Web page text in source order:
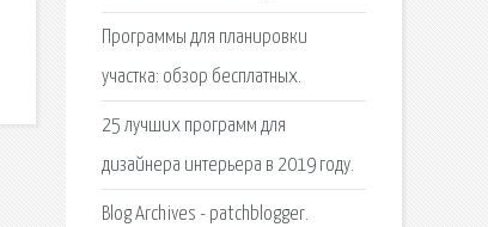
Программы для планировки
участка: обзор бесплатных.
25 лучших программ для
дизайнера интерьера в 2019 году.
Blog Archives - patchblogger.